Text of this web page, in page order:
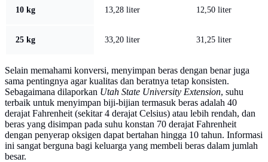
10 kg 13,28 liter 12,50 liter
25 kg 33,20 liter 31,25 liter
Selain memahami konversi, menyimpan beras dengan benar juga
sama pentingnya agar kualitas dan beratnya tetap konsisten.
Sebagaimana dilaporkan Utah State University Extension, suhu
terbaik untuk menyimpan biji-bijian termasuk beras adalah 40
derajat Fahrenheit (sekitar 4 derajat Celsius) atau lebih rendah, dan
beras yang disimpan pada suhu konstan 70 derajat Fahrenheit
dengan penyerap oksigen dapat bertahan hingga 10 tahun. Informasi
ini sangat berguna bagi keluarga yang membeli beras dalam jumlah
besar.